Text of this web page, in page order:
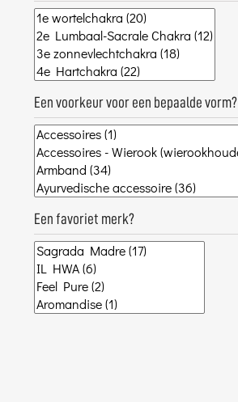
Een voorkeur voor een bepaalde vorm?
Een favoriet merk?